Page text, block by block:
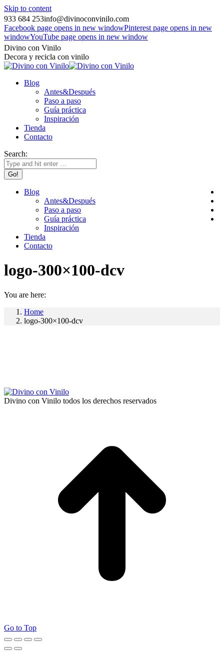
Skip to content
933 684 253info@divinoconvinilo.com
Facebook page opens in new windowPinterest page opens in new
windowYouTube page opens in new window
Divino con Vinilo
Decora y recicla con vinilo
Blog
Antes&Después
Paso a paso
Guía práctica
Inspiración
Tienda
Contacto
Search:
Blog
Antes&Después
Paso a paso
Guía práctica
Inspiración
Tienda
Contacto
logo-300×100-dcv
You are here:
Home
logo-300×100-dcv
Divino con Vinilo todos los derechos reservados
Go to Top